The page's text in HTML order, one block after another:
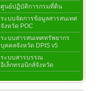
ศูนย์ปฏิบัติการกรมที่ดิน
ระบบจัดการข้อมูลสารสนเทศ
จังหวัด POC
ระบบสารสนเทศทรัพยากร
บุคคลจังหวัด DPIS v5
ระบบสารบรรณ
อิเล็กทรอนิกส์จังหวัด